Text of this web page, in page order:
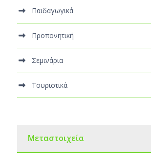
Παιδαγωγικά
Προπονητική
Σεμινάρια
Τουριστικά
Μεταστοιχεία